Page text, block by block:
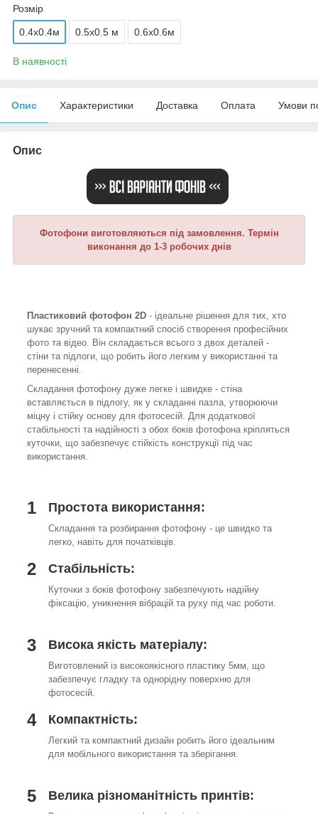
Розмір
0.4x0.4м 0.5x0.5 м 0.6x0.6м
В наявності
Опис Характеристики Доставка Оплата Умови
Опис
Фотофони виготовляються під замовлення. Термін
виконання до 1-3 робочих днів
Пластиковий фотофон 2D - ідеальне рішення для тих, хто
шукає зручний та компактний спосіб створення професійних
фото та відео. Він складається всього з двох деталей -
стіни та підлоги, що робить його легким у використанні та
перенесенні.
Складання фотофону дуже легке і швидке - стіна
вставляється в підлогу, як у складанні пазла, утворюючи
міцну і стійку основу для фотосесій. Для додаткової
стабільності та надійності з обох боків фотофона кріпляться
куточки, що забезпечує стійкість конструкції під час
використання.
1 Простота використання:
Складання та розбирання фотофону - це швидко та
легко, навіть для початківців.
2 Стабільність:
Куточки з боків фотофону забезпечують надійну
фіксацію, уникнення вібрацій та руху під час роботи.
3 Висока якість матеріалу:
Виготовлений із високоякісного пластику 5мм, що
забезпечує гладку та однорідну поверхню для
фотосесій.
4 Компактність:
Легкий та компактний дизайн робить його ідеальним
для мобільного використання та зберігання.
5 Велика різноманітність принтів: